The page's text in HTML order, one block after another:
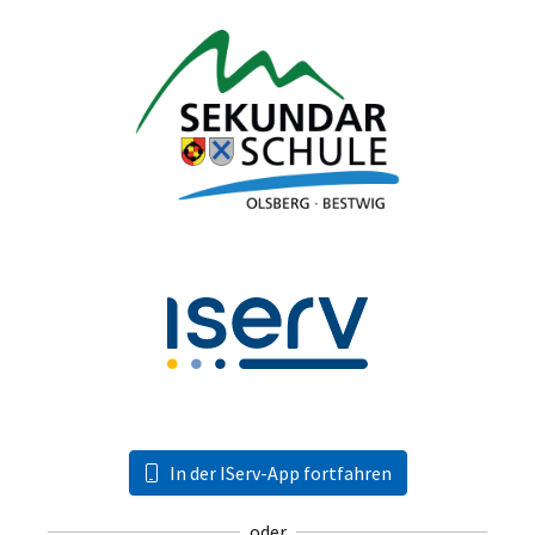
In der IServ-App fortfahren